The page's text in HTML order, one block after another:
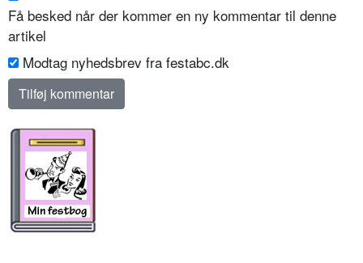
Få besked når der kommer en ny kommentar til denne
artikel
Modtag nyhedsbrev fra festabc.dk